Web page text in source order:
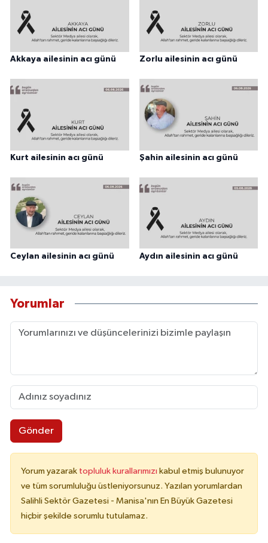
Akkaya ailesinin acı günü Zorlu ailesinin acı günü
Kurt ailesinin acı günü Şahin ailesinin acı günü
Ceylan ailesinin acı günü Aydın ailesinin acı günü
Yorumlar
Gönder
Yorum yazarak topluluk kurallarımızı kabul etmiş bulunuyor
ve tüm sorumluluğu üstleniyorsunuz. Yazılan yorumlardan
Salihli Sektör Gazetesi - Manisa'nın En Büyük Gazetesi
hiçbir şekilde sorumlu tutulamaz.